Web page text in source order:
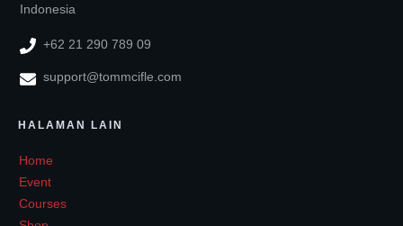
Indonesia
+62 21 290 789 09
support@tommcifle.com
HALAMAN LAIN
Home
Event
Courses